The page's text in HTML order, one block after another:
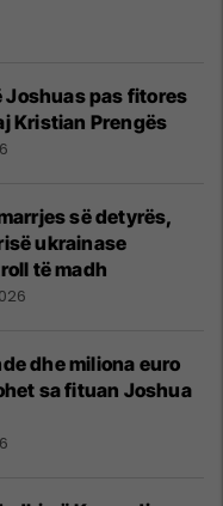
Joshuas pas fitores
Kristian Prengës
së detyrës,
ukrainase
të madh
dhe miliona euro
sa fituan Joshua